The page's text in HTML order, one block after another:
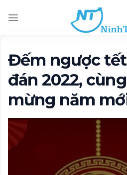
content
Đếm ngượctết
đán 2022,
mừng năm